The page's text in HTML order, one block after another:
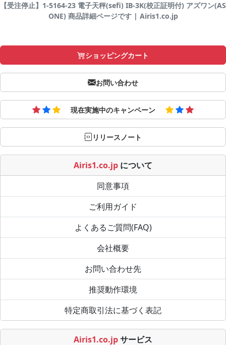
【受注停止】1-5164-23 電子天秤(sefi) IB-3K(校正証明付) アズワン(AS
ONE) 商品詳細ページです | Airis1.co.jp
ショッピングカート
お問い合わせ
現在実施中のキャンペーン
リリースノート
Airis1.co.jp について
同意事項
ご利用ガイド
よくあるご質問(FAQ)
会社概要
お問い合わせ先
推奨動作環境
特定商取引法に基づく表記
Airis1.co.jpサービス